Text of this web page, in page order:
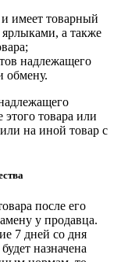
имеет товарный
ярлыками, а также
надлежащего
обмену.
этого товара или
на иной товар с
после его
у продавца.
7 дней со дня
назначена